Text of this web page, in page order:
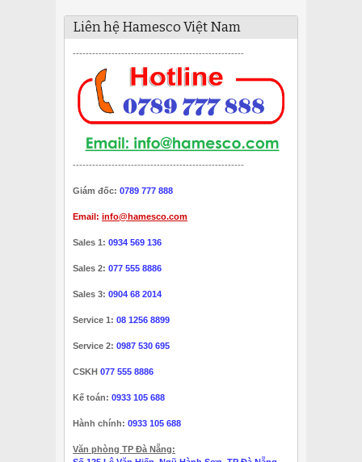
Liên hệ Hamesco Việt Nam
-----------------------------------------------------
-----------------------------------------------------
Giám đốc: 0789 777 888
Email: info@hamesco.com
Sales 1: 0934 569 136
Sales 2: 077 555 8886
Sales 3: 0904 68 2014
Service 1: 08 1256 8899
Service 2: 0987 530 695
CSKH 077 555 8886
Kế toán: 0933 105 688
Hành chính: 0933 105 688
Văn phòng TP Đà Nẵng: